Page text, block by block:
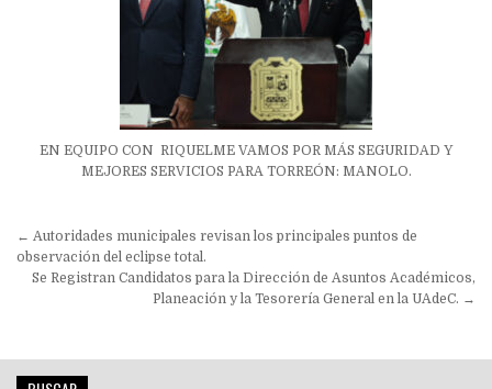
EN EQUIPO CON RIQUELME VAMOS POR MÁS SEGURIDAD Y
MEJORES SERVICIOS PARA TORREÓN: MANOLO.
Navegación
de
entradas
← Autoridades municipales revisan los principales puntos de
observación del eclipse total.
Se Registran Candidatos para la Dirección de Asuntos Académicos,
Planeación y la Tesorería General en la UAdeC. →